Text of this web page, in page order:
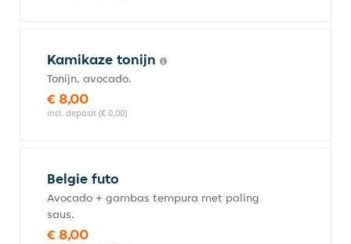
Kamikaze tonijn
Tonijn, avocado.
€ 8,00
incl. deposit (€ 0,00)
Belgie futo
Avocado + gambas tempura met paling
saus.
€ 8,00